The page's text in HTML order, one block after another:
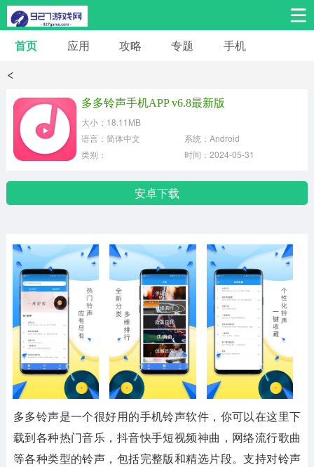
安卓手游 安卓应用
桌游棋牌 音乐舞蹈
动作射击 益智休闲
首页 应用 攻略 专题 手机
多多铃声手机APP v6.8最新版
大小：18.11MB
语言：简体中文
系统：Android
类别：
时间：2024-05-31
安卓下载
多多铃声是一个很好用的手机铃声软件，你可以在这里下
载到各种热门音乐，抖音快手短视频神曲，网络流行歌曲
等各种类型的铃声，包括完整版和精选片段。支持对铃声